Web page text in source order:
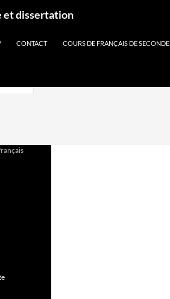
et dissertation
CONTACT COURS DE FRANÇAIS DE SECONDE